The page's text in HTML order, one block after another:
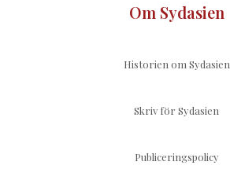
Om Sydasien
Historien om Sydasien
Skriv för Sydasien
Publiceringspolicy